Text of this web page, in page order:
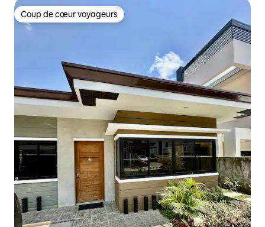
Coup de cœur voyageurs
Coup de cœur voyageurs